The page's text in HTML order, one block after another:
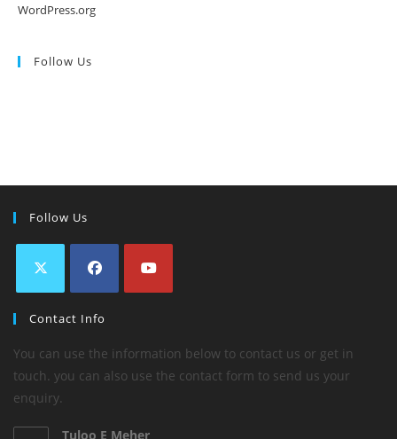
WordPress.org
Follow Us
Follow Us
Contact Info
You can use the information below to contact us or get in
touch. you can also use the contact form to send us your
enquiry.
Tuloo E Meher